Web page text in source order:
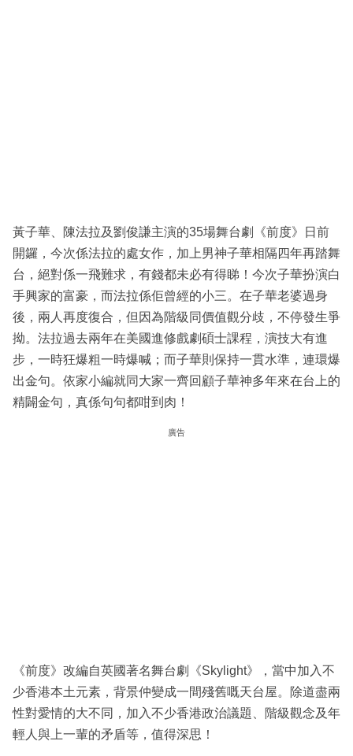
閱
專
區
黃子華、陳法拉及劉俊謙主演的35場舞台劇《前度》日前
開鑼，今次係法拉的處女作，加上男神子華相隔四年再踏舞
台，絕對係一飛難求，有錢都未必有得睇！今次子華扮演白
手興家的富豪，而法拉係佢曾經的小三。在子華老婆過身
後，兩人再度復合，但因為階級同價值觀分歧，不停發生爭
拗。法拉過去兩年在美國進修戲劇碩士課程，演技大有進
步，一時狂爆粗一時爆喊；而子華則保持一貫水準，連環爆
出金句。依家小編就同大家一齊回顧子華神多年來在台上的
精闢金句，真係句句都咁到肉！
廣告
《前度》改編自英國著名舞台劇《Skylight》，當中加入不
少香港本土元素，背景仲變成一間殘舊嘅天台屋。除道盡兩
性對愛情的大不同，加入不少香港政治議題、階級觀念及年
輕人與上一輩的矛盾等，值得深思！